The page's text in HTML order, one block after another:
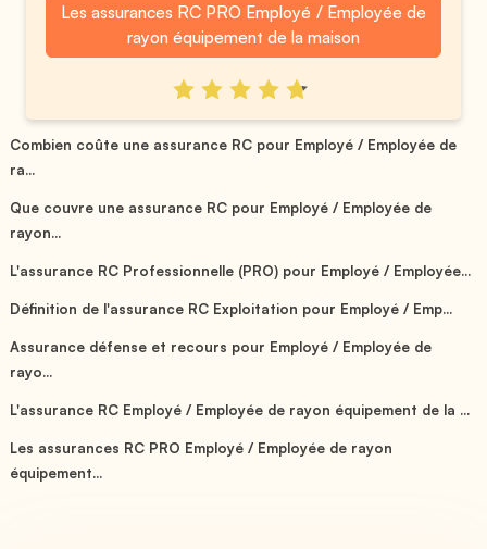
Les assurances RC PRO Employé / Employée de
rayon équipement de la maison
Combien coûte une assurance RC pour Employé / Employée de
ra...
Que couvre une assurance RC pour Employé / Employée de
rayon...
L'assurance RC Professionnelle (PRO) pour Employé / Employée...
Définition de l'assurance RC Exploitation pour Employé / Emp...
Assurance défense et recours pour Employé / Employée de
rayo...
L'assurance RC Employé / Employée de rayon équipement de la ...
Les assurances RC PRO Employé / Employée de rayon
équipement...